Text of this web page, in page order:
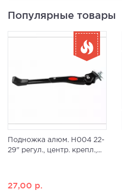
Популярные товары
Подножка алюм. H004 22-
29" регул., центр. крепл.,...
27,00 р.